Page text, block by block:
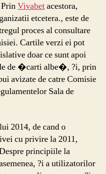
Vivabetacestora,
etcetera., este de
proces al consultare
Cartile verzi ei pot
doar ce sunt apoi
de �carti albe�, ?i, prin
avizate de catre Comisie
Sala de
2014, de cand o
cu privire la 2011,
principiile la
?i a utilizatorilor